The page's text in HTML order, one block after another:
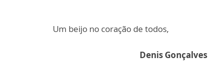
Um beijo no coração de todos,
Denis Gonçalves